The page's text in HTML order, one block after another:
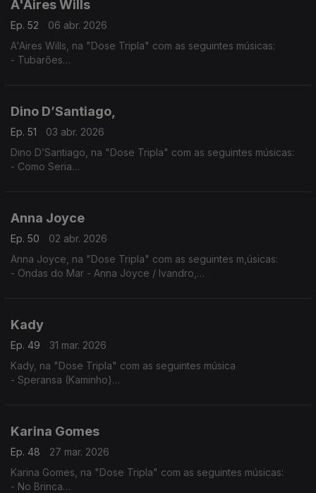
A'Aires Wills
Ep. 52
06 abr. 2026
A'Aires Wills, na "Dose Tripla" com as seguintes músicas:
- Tubarões
Dino D’Santiago,
Ep. 51
03 abr. 2026
Dino D’Santiago, na "Dose Tripla" com as seguintes músicas:
- Como Seria
Anna Joyce
Ep. 50
02 abr. 2026
Anna Joyce, na "Dose Tripla" com as seguintes m,úsicas:
- Ondas do Mar - Anna Joyce / Ivandro,
Kady
Ep. 49
31 mar. 2026
Kady, na "Dose Tripla" com as seguintes música
- Speransa (Kaminho)
Karina Gomes
Ep. 48
27 mar. 2026
Karina Gomes, na "Dose Tripla" com as seguintes músicas:
- No Brinca